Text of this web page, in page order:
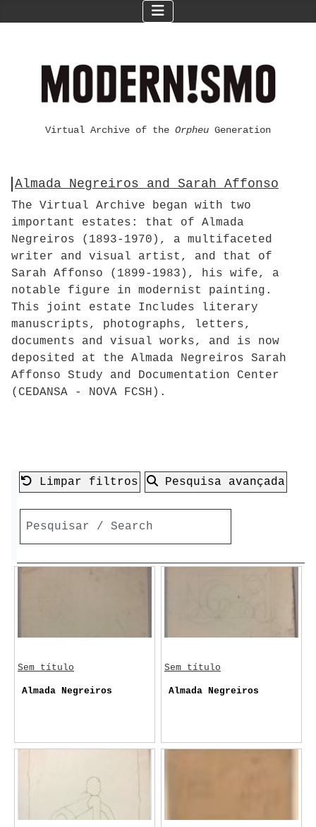
Virtual Archive of the Orpheu Generation
Almada Negreiros and Sarah Affonso
The Virtual Archive began with two
important estates: that of Almada
Negreiros (1893-1970), a multifaceted
writer and visual artist, and that of
Sarah Affonso (1899-1983), his wife, a
notable figure in modernist painting.
This joint estate Includes literary
manuscripts, photographs, letters,
documents and visual works, and is now
deposited at the Almada Negreiros Sarah
Affonso Study and Documentation Center
(CEDANSA - NOVA FCSH).
Limpar filtros Pesquisa avançada
Sem título
Almada Negreiros
Sem título
Almada Negreiros